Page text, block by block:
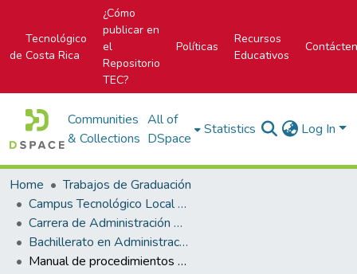
Tecnológico
de Costa Rica
¿Cómo
publicar en
el
Repositorio
TEC?
Políticas
Recursos
Educativos
Communities
& Collections
All of
DSpace
Statistics Log In
Home
Trabajos de Graduación
Campus Tecnológico Local San José
Carrera de Administración de Empresa
Bachillerato en Administración de Empresas
Manual de procedimientos para los departamentos financiero-contable, auditoría interna y administrativa de la empresa perfumes y esencias Fraiche de Costa Rica, S.A.